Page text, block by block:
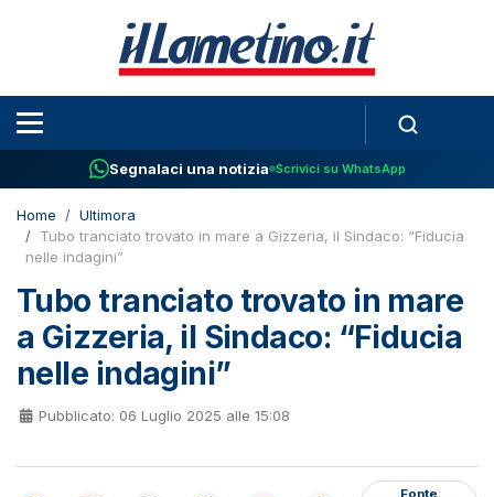
Segnalaci una notizia Scrivici su WhatsApp
Home
Ultimora
Tubo tranciato trovato in mare a Gizzeria, il Sindaco: “Fiducia
nelle indagini”
Tubo tranciato trovato in mare
a Gizzeria, il Sindaco: “Fiducia
nelle indagini”
Pubblicato: 06 Luglio 2025 alle 15:08
Fonte